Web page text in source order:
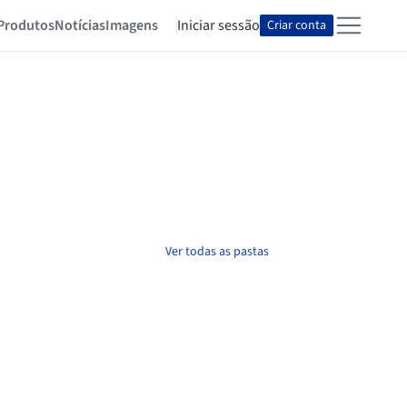
NotíciasImagens Iniciar sessão Criar conta
Ver todas as pastas